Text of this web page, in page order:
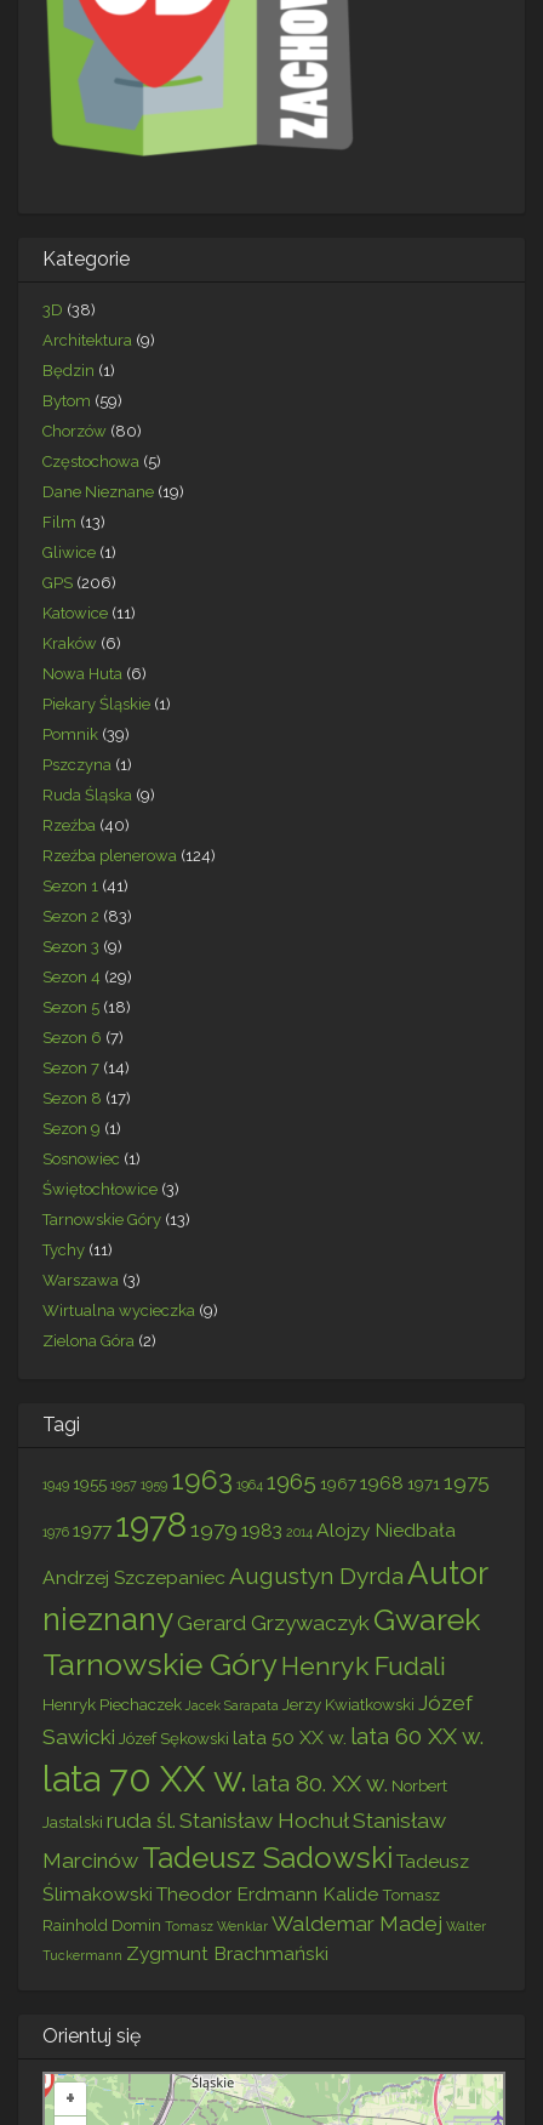
Kategorie
3D (38)
Architektura (9)
Będzin (1)
Bytom (59)
Chorzów (80)
Częstochowa (5)
Dane Nieznane (19)
Film (13)
Gliwice (1)
GPS (206)
Katowice (11)
Kraków (6)
Nowa Huta (6)
Piekary Śląskie (1)
Pomnik (39)
Pszczyna (1)
Ruda Śląska (9)
Rzeźba (40)
Rzeźba plenerowa (124)
Sezon 1 (41)
Sezon 2 (83)
Sezon 3 (9)
Sezon 4 (29)
Sezon 5 (18)
Sezon 6 (7)
Sezon 7 (14)
Sezon 8 (17)
Sezon 9 (1)
Sosnowiec (1)
Świętochłowice (3)
Tarnowskie Góry (13)
Tychy (11)
Warszawa (3)
Wirtualna wycieczka (9)
Zielona Góra (2)
Tagi
1949 1955 1957 1959 1963 1964 1965 19671968 1971 1975
1976 1977 1978 1979 1983 2014 Alojzy Niedbała
Andrzej Szczepaniec Augustyn Dyrda Autor
nieznany Gerard Grzywaczyk Gwarek
Tarnowskie GóryHenryk Fudali
Henryk Piechaczek Jacek Sarapata Jerzy Kwiatkowski Józef
Sawicki Józef Sękowski lata 50 XX w. lata 60 XX w.
lata 70 XX w. lata 80. XX w. Norbert
Jastalski ruda śl. Stanisław HochułStanisław
Marcinów Tadeusz Sadowski Tadeusz
Ślimakowski Theodor Erdmann KalideTomasz
Rainhold Domin Tomasz Wenklar Waldemar Madej Walter
Tuckermann Zygmunt Brachmański
Orientuj się
+